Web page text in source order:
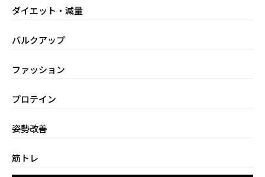
ダイエット・減量
バルクアップ
ファッション
プロテイン
姿勢改善
筋トレ